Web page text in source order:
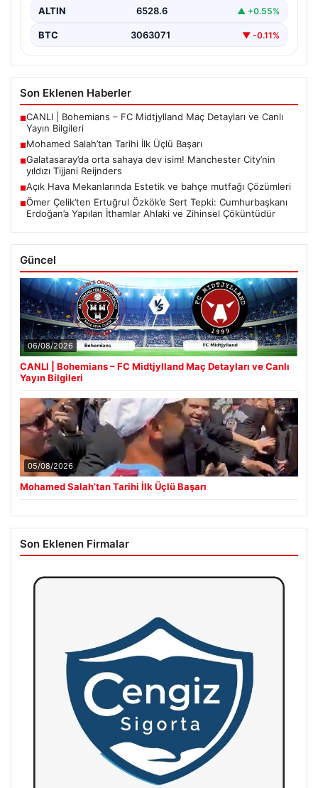
ALTIN 6528.6 ▲ +0.55%
BTC 3063071 ▼ -0.11%
Son Eklenen Haberler
■CANLI | Bohemians – FC Midtjylland Maç Detayları ve Canlı
Yayın Bilgileri
■Mohamed Salah’tan Tarihi İlk Üçlü Başarı
■Galatasaray’da orta sahaya dev isim! Manchester City’nin
yıldızı Tijjani Reijnders
■Açık Hava Mekanlarında Estetik ve bahçe mutfağı Çözümleri
■Ömer Çelik’ten Ertuğrul Özkök’e Sert Tepki: Cumhurbaşkanı
Erdoğan’a Yapılan İthamlar Ahlaki ve Zihinsel Çöküntüdür
Güncel
06/08/2026
CANLI | Bohemians – FC Midtjylland Maç Detayları ve Canlı
Yayın Bilgileri
05/08/2026
Mohamed Salah’tan Tarihi İlk Üçlü Başarı
Son Eklenen Firmalar